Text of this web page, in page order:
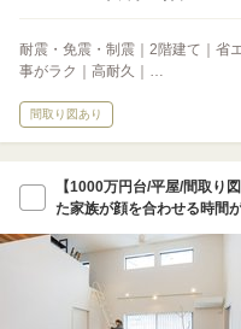
耐震・免震・制震｜2階建て｜省
事がラク｜高耐久｜…
間取り図あり
【1000万円台/平屋/間取り
た家族が顔を合わせる時間